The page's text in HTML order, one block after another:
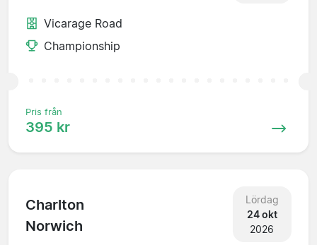
Vicarage Road
Championship
Pris från
395 kr
Charlton
Norwich
Lördag
24 okt
2026